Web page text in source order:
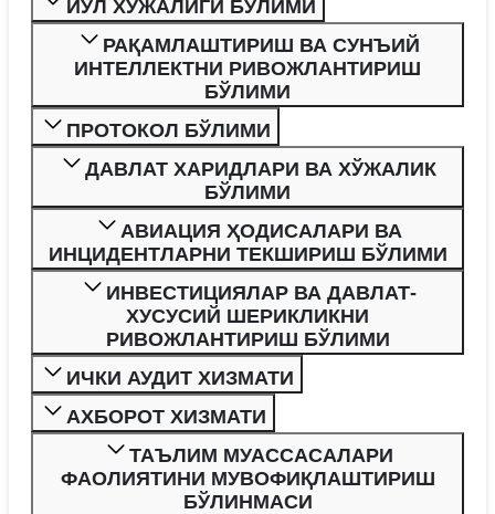
ЙЎЛ ХЎЖАЛИГИ БЎЛИМИ
РАҚАМЛАШТИРИШ ВА СУНЪИЙ
ИНТЕЛЛЕКТНИ РИВОЖЛАНТИРИШ
БЎЛИМИ
ПРОТОКОЛ БЎЛИМИ
ДАВЛАТ ХАРИДЛАРИ ВА ХЎЖАЛИК
БЎЛИМИ
АВИАЦИЯ ҲОДИСАЛАРИ ВА
ИНЦИДЕНТЛАРНИ ТЕКШИРИШ БЎЛИМИ
ИНВЕСТИЦИЯЛАР ВА ДАВЛАТ-
ХУСУСИЙ ШЕРИКЛИКНИ
РИВОЖЛАНТИРИШ БЎЛИМИ
ИЧКИ АУДИТ ХИЗМАТИ
АХБОРОТ ХИЗМАТИ
ТАЪЛИМ МУАССАСАЛАРИ
ФАОЛИЯТИНИ МУВОФИҚЛАШТИРИШ
БЎЛИНМАСИ